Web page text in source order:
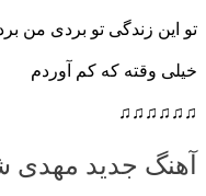
تو این زندگی تو بردی من
خیلی وقته که کم آوردم
♫♫♫♫♫♫
آهنگ جدید مهدی